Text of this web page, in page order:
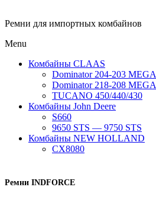
Ремни для импортных комбайнов
Menu
Комбайны CLAAS
Dominator 204-203 MEGA
Dominator 218-208 MEGA
TUCANO 450/440/430
Комбайны John Deere
S660
9650 STS — 9750 STS
Комбайны NEW HOLLAND
CX8080
Ремни INDFORCE